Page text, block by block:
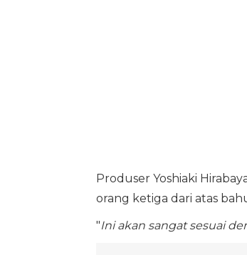
Produser Yoshiaki
orang ketiga dari atas
"Ini akan sangat sesuai